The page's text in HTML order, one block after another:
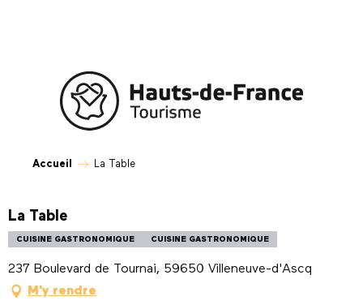
Accueil La Table
La Table
CUISINE GASTRONOMIQUE CUISINE GASTRONOMIQUE
237 Boulevard de Tournai, 59650 Villeneuve-d'Ascq
M'y rendre